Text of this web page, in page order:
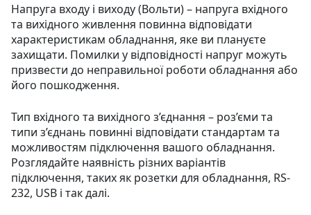
Напруга входу і виходу (Вольти) – напруга вхідного
та вихідного живлення повинна відповідати
характеристикам обладнання, яке ви плануєте
захищати. Помилки у відповідності напруг можуть
призвести до неправильної роботи обладнання або
його пошкодження.
Тип вхідного та вихідного з’єднання – роз’єми та
типи з’єднань повинні відповідати стандартам та
можливостям підключення вашого обладнання.
Розглядайте наявність різних варіантів
підключення, таких як розетки для обладнання, RS-
232, USB і так далі.